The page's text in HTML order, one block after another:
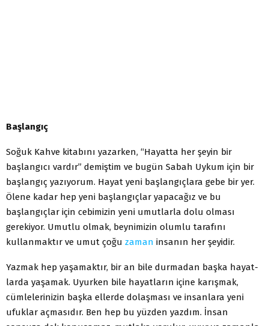
Başlangıç
Soğuk Kahve kitabını yazarken, “Hayatta her şeyin bir
başlan­gıcı vardır” demiştim ve bugün Sabah Uykum için bir
başlangıç yazıyorum. Hayat yeni başlangıçlara gebe bir yer.
Ölene kadar hep yeni başlangıçlar yapacağız ve bu
başlangıçlar için cebimizin yeni umutlarla dolu olması
gerekiyor. Umutlu olmak, beynimizin olumlu tarafını
kullanmaktır ve umut çoğu zaman insanın her şe­yidir.
Yazmak hep yaşamaktır, bir an bile durmadan başka hayat­
larda yaşamak. Uyurken bile hayatların içine karışmak,
cümlele­rinizin başka ellerde dolaşması ve insanlara yeni
ufuklar açması­dır. Ben hep bu yüzden yazdım. İnsan